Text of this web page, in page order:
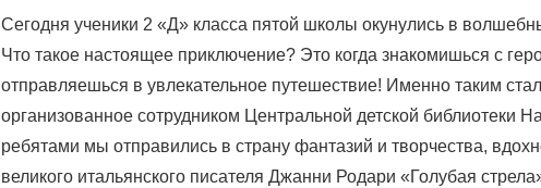
Сегодня ученики 2 «Д» класса пятой школы окунулись в
Что такое настоящее приключение? Это когда знакомишься с
отправляешься в увлекательное путешествие! Именно таким
организованное сотрудником Центральной детской библиотеки
ребятами мы отправились в страну фантазий и творчества,
великого итальянского писателя Джанни Родари «Голубая